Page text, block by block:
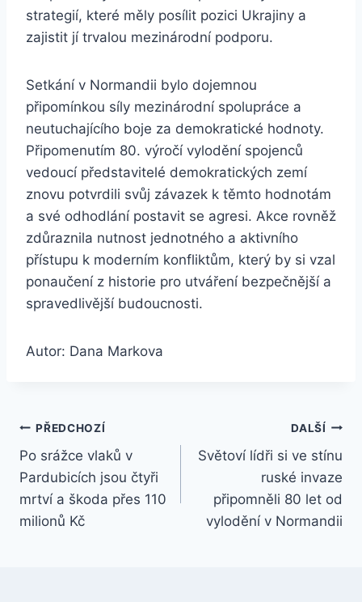
strategií, které měly posílit pozici Ukrajiny a
zajistit jí trvalou mezinárodní podporu.
Setkání v Normandii bylo dojemnou
připomínkou síly mezinárodní spolupráce a
neutuchajícího boje za demokratické hodnoty.
Připomenutím 80. výročí vylodění spojenců
vedoucí představitelé demokratických zemí
znovu potvrdili svůj závazek k těmto hodnotám
a své odhodlání postavit se agresi. Akce rovněž
zdůraznila nutnost jednotného a aktivního
přístupu k moderním konfliktům, který by si vzal
ponaučení z historie pro utváření bezpečnější a
spravedlivější budoucnosti.
Autor: Dana Markova
Navigace
pro
příspěvek
PŘEDCHOZÍ
Po srážce vlaků v
Pardubicích jsou čtyři
mrtví a škoda přes 110
milionů Kč
DALŠÍ
Světoví lídři si ve stínu
ruské invaze
připomněli 80 let od
vylodění v Normandii